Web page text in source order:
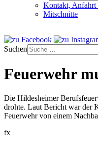
Kontakt, Anfahrt
Mitschnitte
Suchen
Feuerwehr
Die Hildesheimer
drohte. Laut Bericht war der
Feuerwehr von einem
fx